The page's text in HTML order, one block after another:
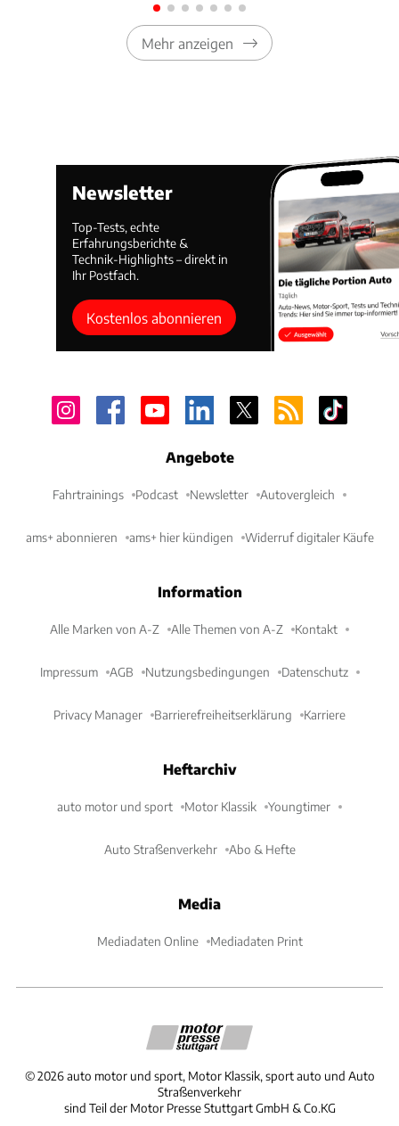
Mehr anzeigen
Newsletter
Top-Tests, echte
Erfahrungsberichte &
Technik-Highlights – direkt in
Ihr Postfach.
Kostenlos abonnieren
Angebote
Fahrtrainings Podcast Newsletter Autovergleich
ams+ abonnieren ams+ hier kündigen Widerruf digitaler Käufe
Information
Alle Marken von A-Z Alle Themen von A-Z Kontakt
Impressum AGB Nutzungsbedingungen Datenschutz
Privacy Manager Barrierefreiheitserklärung Karriere
Heftarchiv
auto motor und sport Motor Klassik Youngtimer
Auto Straßenverkehr Abo & Hefte
Media
Mediadaten Online Mediadaten Print
©2026 auto motor und sport, Motor Klassik, sport auto und Auto
Straßenverkehr
sind Teil der Motor Presse Stuttgart GmbH & Co.KG